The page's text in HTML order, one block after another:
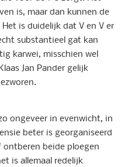
is, maar dan kunnen de
is duidelijk dat V en V er
substantieel gat kan
karwei, misschien wel
Jan Pander gelijk
ongeveer in evenwicht, in
beter is georganiseerd
ontberen beide ploegen
is allemaal redelijk